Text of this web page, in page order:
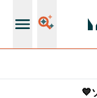
💙